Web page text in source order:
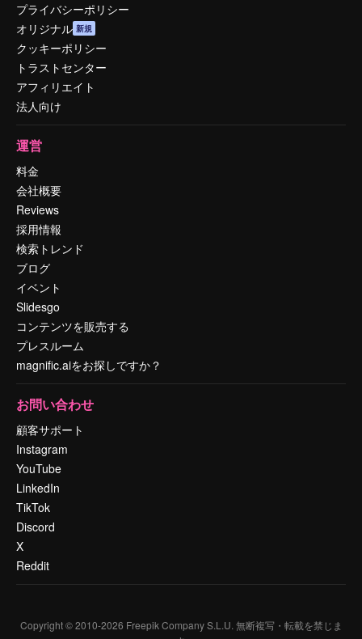
プライバシーポリシー
オリジナル 新規
クッキーポリシー
トラストセンター
アフィリエイト
法人向け
運営
料金
会社概要
Reviews
採用情報
検索トレンド
ブログ
イベント
Slidesgo
コンテンツを販売する
プレスルーム
magnific.aiをお探しですか？
お問い合わせ
顧客サポート
Instagram
YouTube
LinkedIn
TikTok
Discord
X
Reddit
Copyright © 2010-2026 Freepik Company S.L.U. 無断複写・転載を禁じま